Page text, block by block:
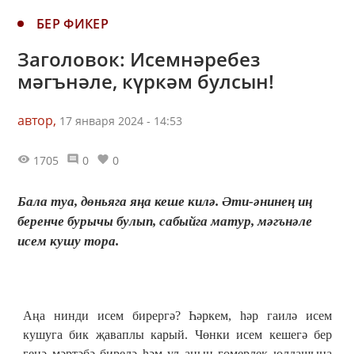
БЕР ФИКЕР
Заголовок: Исемнәребез
мәгънәле, күркәм булсын!
автор, 17 января 2024 - 14:53
1705 0 0
Бала туа, дөньяга яңа кеше килә. Әти-әнинең иң
беренче бурычы булып, сабыйга матур, мәгънәле
исем кушу тора.
Аңа нинди исем бирергә? Һәркем, һәр гаилә исем
кушуга бик җаваплы карый. Чөнки исем кешегә бер